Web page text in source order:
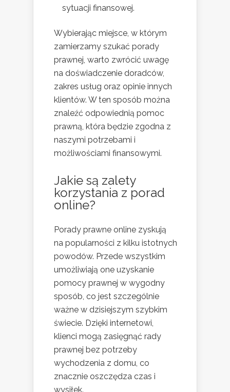
sytuacji finansowej.
Wybierając miejsce, w którym
zamierzamy szukać porady
prawnej, warto zwrócić uwagę
na doświadczenie doradców,
zakres usług oraz opinie innych
klientów. W ten sposób można
znaleźć odpowiednią pomoc
prawną, która będzie zgodna z
naszymi potrzebami i
możliwościami finansowymi.
Jakie są zalety
korzystania z porad
online?
Porady prawne online zyskują
na popularności z kilku istotnych
powodów. Przede wszystkim
umożliwiają one uzyskanie
pomocy prawnej w wygodny
sposób, co jest szczególnie
ważne w dzisiejszym szybkim
świecie. Dzięki internetowi,
klienci mogą zasięgnąć rady
prawnej bez potrzeby
wychodzenia z domu, co
znacznie oszczędza czas i
wysiłek.